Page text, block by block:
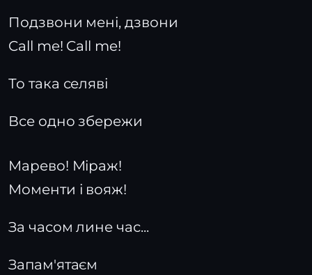
Подзвони мені, дзвони
Call me! Call me!
То така селяві
Все одно збережи
Марево! Міраж!
Моменти і вояж!
За часом лине час...
Запам'ятаєм